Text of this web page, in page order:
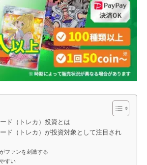
ド（トレカ）投資とは
ド（トレカ）が投資対象として注目され
ファンを刺激する
すい